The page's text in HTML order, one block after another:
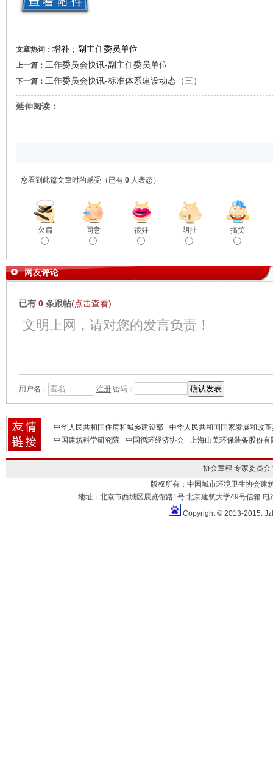
文章热词： 增补；副主任委员单位
上一篇： 工作委员会快讯-副主任委员单位
下一篇： 工作委员会快讯-标准体系建设动态（三）
延伸阅读：
您看到此篇文章时的感受 （已有 0 人表态）
欠扁 同意 很好 胡扯 搞笑
网友评论
已有 0 条跟帖(点击查看)
用户名： 注册 密码：
中华人民共和国住房和城乡建设部
中华人民共和国国家发展和改
中国建筑科学研究院
中国循环经济协会 上海山美环保装备股份有
协会章程 专家委员会
版权所有：中国城市环境卫生协会建
地址：北京市西城区展览馆路1号 北京建筑大学49号信箱
Copyright © 2013-2015.